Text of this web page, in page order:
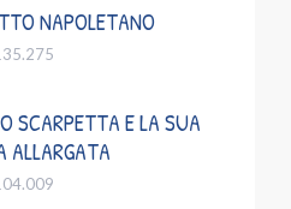
NAPOLETANO
SCARPETTA E LA SUA
ALLARGATA